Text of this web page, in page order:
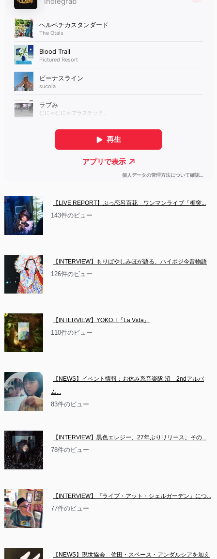
【LIVE REPORT】ぶっ恋呂百花　ワンマンライブ「楯突...
143件のビュー
【INTERVIEW】もりばやしみほが語る、ハイポジ今昔物語
126件のビュー
【INTERVIEW】YOKO.T『La Vida』
110件のビュー
【NEWS】イベント情報：お休み系音楽隊 沼　2ndアルバ
ム...
83件のビュー
【INTERVIEW】黒色エレジー、27年ぶりリリース。その...
78件のビュー
【INTERVIEW】『ライブ・アット・シェルガーデン』につ...
77件のビュー
【NEWS】現世協会　佐田・スペース・アンダルシアを加え